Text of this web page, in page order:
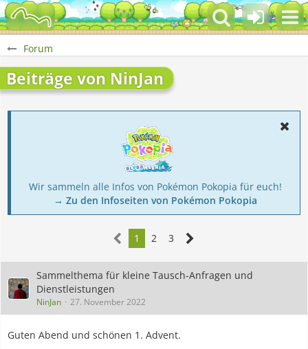
Forum
Beiträge von NinJan
Wir sammeln alle Infos von Pokémon Pokopia für euch!
→ Zu den Infoseiten von Pokémon Pokopia
1 2 3
Sammelthema für kleine Tausch-Anfragen und
Dienstleistungen
NinJan 27. November 2022
Guten Abend und schönen 1. Advent.